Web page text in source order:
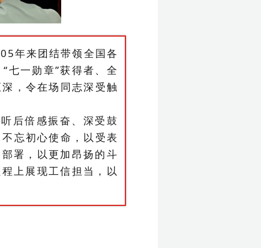
年来团结带领全国各
“七一勋章”获得者、 全
，令在场同志深受触
后倍感振奋、深受鼓
忘初心使命，以受表
署，以更加昂扬的斗
上展现工信担当，以